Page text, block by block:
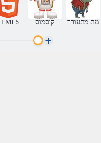
הדיחפמ המדא
קוסמוס מת מתעורר